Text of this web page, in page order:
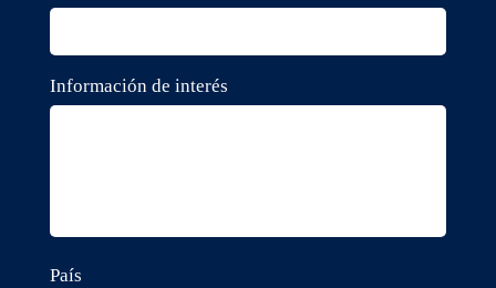
Información de interés
País